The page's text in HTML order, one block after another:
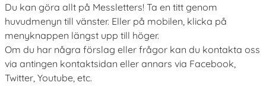
Du kan göra allt på Messletters! Ta en titt genom
huvudmenyn till vänster. Eller på mobilen, klicka på
menyknappen längst upp till höger.
Om du har några förslag eller frågor kan du kontakta oss
via antingen kontaktsidan eller annars via Facebook,
Twitter, Youtube, etc.